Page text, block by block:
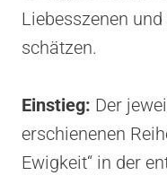
Liebesszenen
schätzen.
Einstieg: Der
erschienenen
Ewigkeit“ in der